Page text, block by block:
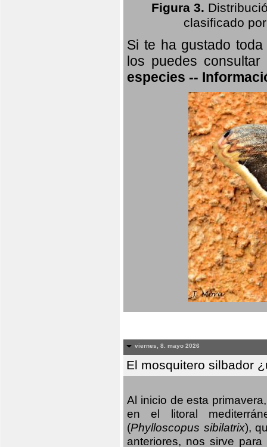
Figura 3.
clasificado
Si te ha gustado
los puedes
especies --
viernes, 8. mayo 2026
El mosquitero silbador
Al inicio de esta
en el litoral
(Phylloscopus sibilatrix),
anteriores, nos sirve